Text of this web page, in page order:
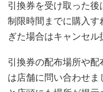
引換券を受け取った後
制限時間までに購入す
ぎた場合はキャンセル
引換券の配布場所や
は店舗に問い合わせ